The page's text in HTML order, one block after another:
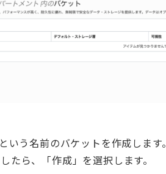
う名前のバケットを作成します。
たら、「作成」を選択します。